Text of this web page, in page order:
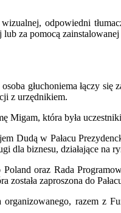
odpowiedni
lub za pomocą
głuchoniema łączy
z urzędnikiem.
Migam, która była
Dudą w Pałacu
dla biznesu, działające
oraz Rada
zaproszona do
razem z